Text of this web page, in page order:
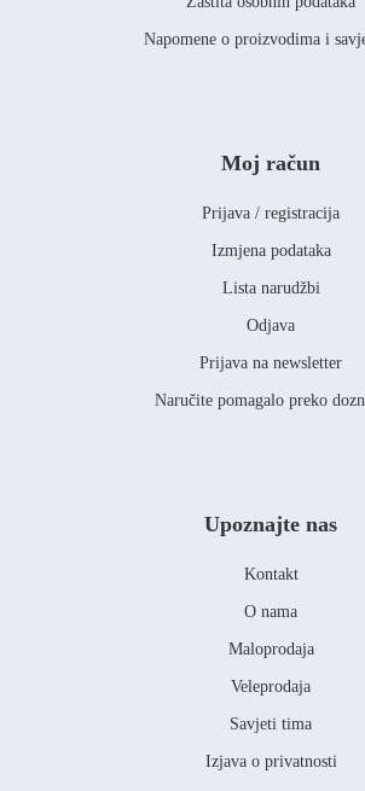
Napomene o proizvodima i
Moj račun
Prijava / registracija
Izmjena podataka
Lista narudžbi
Odjava
Prijava na newsletter
Naručite pomagalo preko
Upoznajte nas
Kontakt
O nama
Maloprodaja
Veleprodaja
Savjeti tima
Izjava o privatnosti